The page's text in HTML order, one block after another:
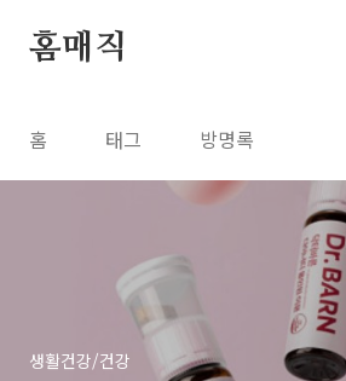
홈매직
홈 태그 방명록
생활건강/건강